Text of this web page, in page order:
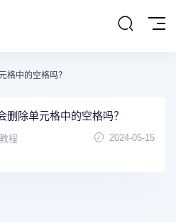
格中的空格吗？
删除单元格中的空格吗？
程 2024-05-15